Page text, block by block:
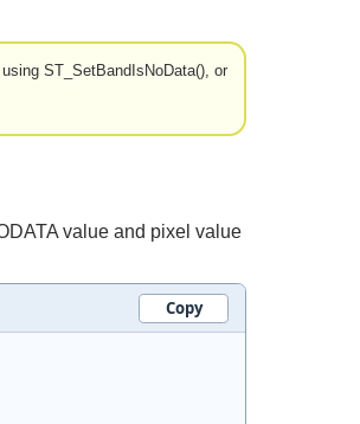
ST_SetBandIsNoData(), or
value and pixel value
Copy